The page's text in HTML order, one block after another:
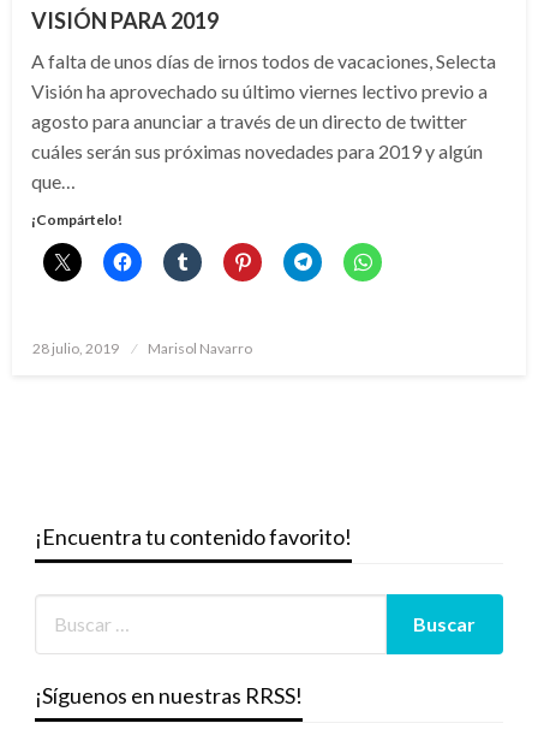
VISIÓN PARA 2019
A falta de unos días de irnos todos de vacaciones, Selecta
Visión ha aprovechado su último viernes lectivo previo a
agosto para anunciar a través de un directo de twitter
cuáles serán sus próximas novedades para 2019 y algún
que…
¡Compártelo!
Publicado
28 julio, 2019 Marisol Navarro
¡Encuentra tu contenido favorito!
¡Síguenos en nuestras RRSS!